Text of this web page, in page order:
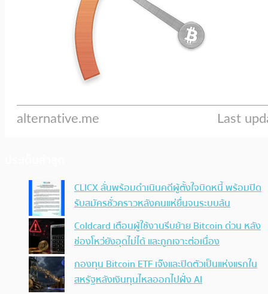
CLICX ลั่นพร้อมดำเนินคดีผู้ตั้งใจบิดหนี้ พร้อมปิด
รับสมัครชั่วคราวหลังคนแห่ยื่นจนระบบล้น
Coldcard เตือนผู้ใช้งานรีบย้าย Bitcoin ด่วน หลัง
ช่องโหว่ยังอุดไม่ได้ และถูกเจาะต่อเนื่อง
กองทุน Bitcoin ETF เจ๊งและปิดตัวเป็นแห่งแรกใน
สหรัฐหลังเงินทุนไหลออกไปฝั่ง AI